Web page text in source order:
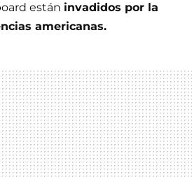
están invadidos por la
americanas.